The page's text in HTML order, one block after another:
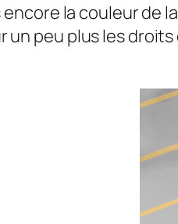
encore la couleur
peu plus les